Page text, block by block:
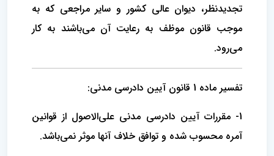
تجدیدنظر، دیوان عالی کشور و سایر مراجعی که به
موجب قانون موظف به رعایت آن می‌باشند به کار
می‌رود.
تفسیر ماده 1 قانون آیین دادرسی مدنی:
1- مقررات آیین دادرسی مدنی علی‌الاصول از قوانین
آمره محسوب شده و توافق خلاف آنها موثر نمی‌باشد.